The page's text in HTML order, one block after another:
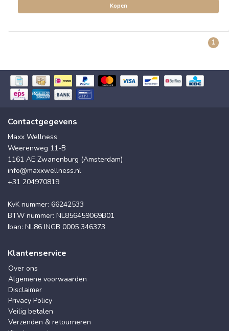
Kopen
1
Contactgegevens
Maxx Wellness
Weerenweg 11-B
1161 AE Zwanenburg (Amsterdam)
info@maxxwellness.nl
+31 204970819
KvK nummer: 66242533
BTW nummer: NL856459069B01
Iban: NL86 INGB 0005 346373
Klantenservice
Over ons
Algemene voorwaarden
Disclaimer
Privacy Policy
Veilig betalen
Verzenden & retourneren